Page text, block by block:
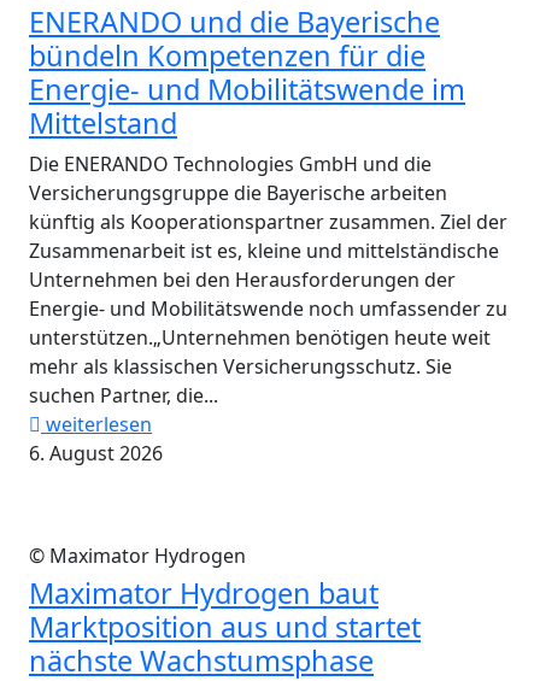
ENERANDO und die Bayerische
bündeln Kompetenzen für die
Energie- und Mobilitätswende im
Mittelstand
Die ENERANDO Technologies GmbH und die
Versicherungsgruppe die Bayerische arbeiten
künftig als Kooperationspartner zusammen. Ziel der
Zusammenarbeit ist es, kleine und mittelständische
Unternehmen bei den Herausforderungen der
Energie- und Mobilitätswende noch umfassender zu
unterstützen.„Unternehmen benötigen heute weit
mehr als klassischen Versicherungsschutz. Sie
suchen Partner, die...
weiterlesen
6. August 2026
© Maximator Hydrogen
Maximator Hydrogen baut
Marktposition aus und startet
nächste Wachstumsphase